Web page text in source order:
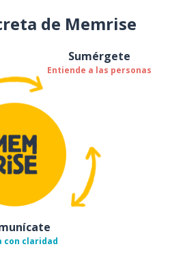
de Memrise
Sumérgete
Entiende a las personas
con claridad